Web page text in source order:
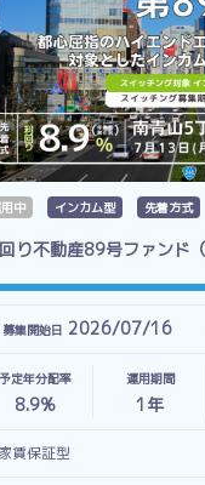
中 インカム型 先着方式
り不動産89号ファンド
募集開始日 2026/07/16
予定年分配率
8.9%
運用期間
1 年
賃保証型